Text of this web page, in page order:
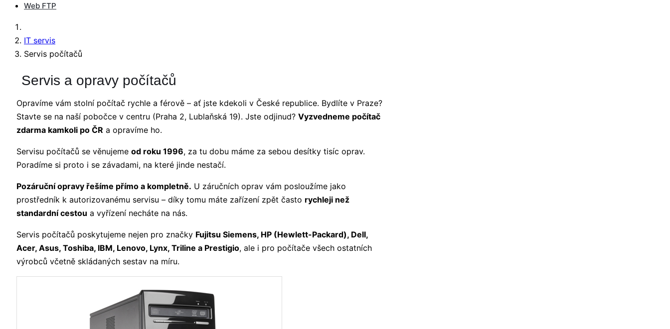
Web FTP
IT servis
Servis počítačů
Servis a opravy počítačů
Opravíme vám stolní počítač rychle a férově – ať jste kdekoli v České republice. Bydlíte v Praze?
Stavte se na naší pobočce v centru (Praha 2, Lublaňská 19). Jste odjinud? Vyzvedneme počítač
zdarma kamkoli po ČR a opravíme ho.
Servisu počítačů se věnujeme od roku 1996, za tu dobu máme za sebou desítky tisíc oprav.
Poradíme si proto i se závadami, na které jinde nestačí.
Pozáruční opravy řešíme přímo a kompletně. U záručních oprav vám posloužíme jako
prostředník k autorizovanému servisu – díky tomu máte zařízení zpět často rychleji než
standardní cestou a vyřízení necháte na nás.
Servis počítačů poskytujeme nejen pro značky Fujitsu Siemens, HP (Hewlett-Packard), Dell,
Acer, Asus, Toshiba, IBM, Lenovo, Lynx, Triline a Prestigio, ale i pro počítače všech ostatních
výrobců včetně skládaných sestav na míru.